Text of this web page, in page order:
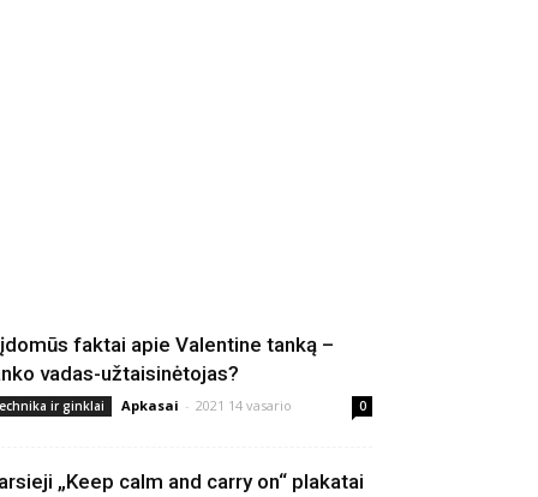
faktai apie Valentine tanką –
vadas-užtaisinėtojas?
ir ginklai Apkasai - 2021 14 vasario 0
„Keep calm and carry on“ plakatai